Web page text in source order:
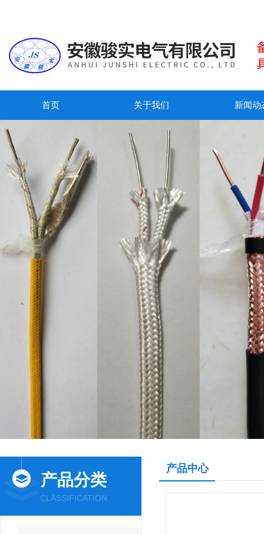
首页 关于我们 新闻动
产品分类
CLASSIFICATION
产品中心